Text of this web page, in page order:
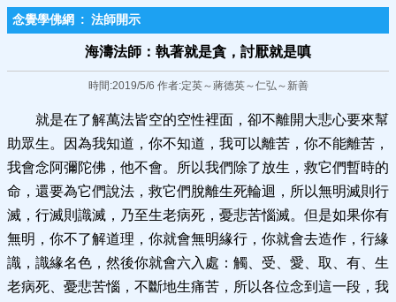
念覺學佛網 : 法師開示
海濤法師：執著就是​貪，討厭就是嗔
時間:2019/5/6 作者:定英～蔣德英～仁弘～新善
就是在了解萬法皆空的空性裡面，卻不離開大悲心要來幫
助眾生。因為我知道，你不知道，我可以離苦，你不能離苦，
我會念阿彌陀佛，他不會。所以我們除了放生，救它們暫時的
命，還要為它們說法，救它們脫離生死輪迴，所以無明滅則行
滅，行滅則識滅，乃至生老病死，憂悲苦惱滅。但是如果你有
無明，你不了解道理，你就會無明緣行，你就會去造作，行緣
識，識緣名色，然後你就會六入處：觸、受、愛、取、有、生
老病死、憂悲苦惱，不斷地生痛苦，所以各位念到這一段，我